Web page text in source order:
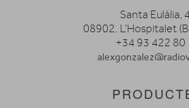
Santa Eulàlia,
08902. L’Hospitalet
+34 93 422 80